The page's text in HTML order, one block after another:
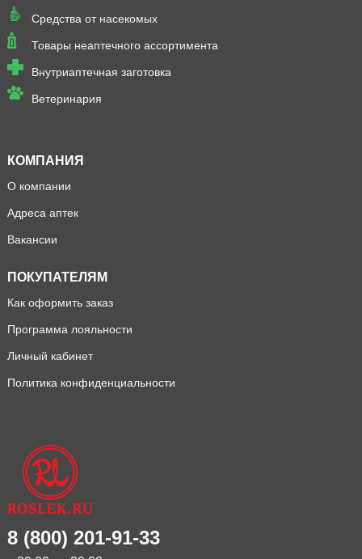
Средства от насекомых
Товары неаптечного ассортимента
Внутриаптечная заготовка
Ветеринария
КОМПАНИЯ
О компании
Адреса аптек
Вакансии
ПОКУПАТЕЛЯМ
Как оформить заказ
Программа лояльности
Личный кабинет
Политика конфиденциальности
8 (800) 201-91-33